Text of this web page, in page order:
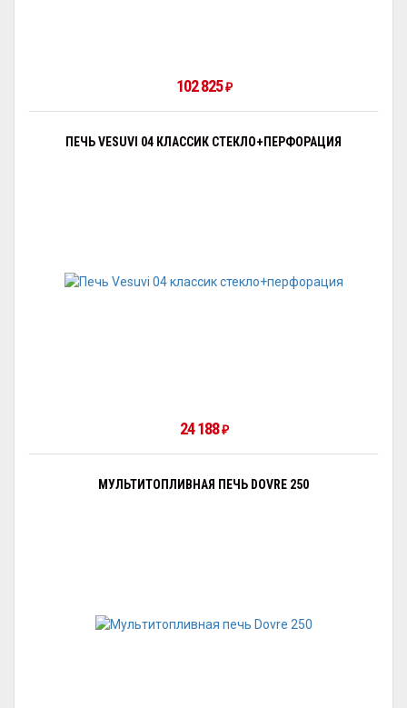
102 825 ₽
ПЕЧЬ VESUVI 04 КЛАССИК СТЕКЛО+ПЕРФОРАЦИЯ
24 188 ₽
МУЛЬТИТОПЛИВНАЯ ПЕЧЬ DOVRE 250